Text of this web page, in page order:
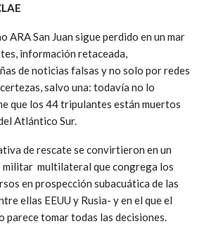
ARA San Juan sigue perdido en un mar
información retaceada,
de noticias falsas y no solo por redes
salvo una: todavía no lo
que los 44 tripulantes están muertos
Atlántico Sur.
de rescate se convirtieron en un
multilateral que congrega los
en prospección subacuática de las
ellas EEUU y Rusia- y en el que el
tomar todas las decisiones.